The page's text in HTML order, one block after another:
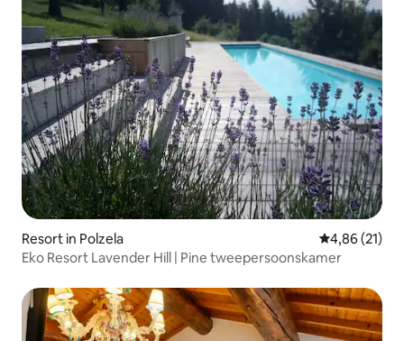
Resort in Polzela Gemiddelde
4,86 (21)
Eko Resort Lavender Hill | Pine tweepersoonskamer